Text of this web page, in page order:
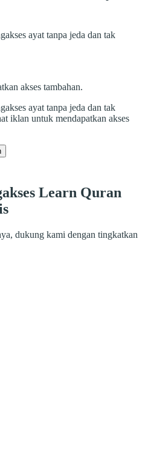
ayat tanpa jeda dan tak
akses tambahan.
ayat tanpa jeda dan tak
iklan untuk mendapatkan akses
Learn Quran
dukung kami dengan tingkatkan